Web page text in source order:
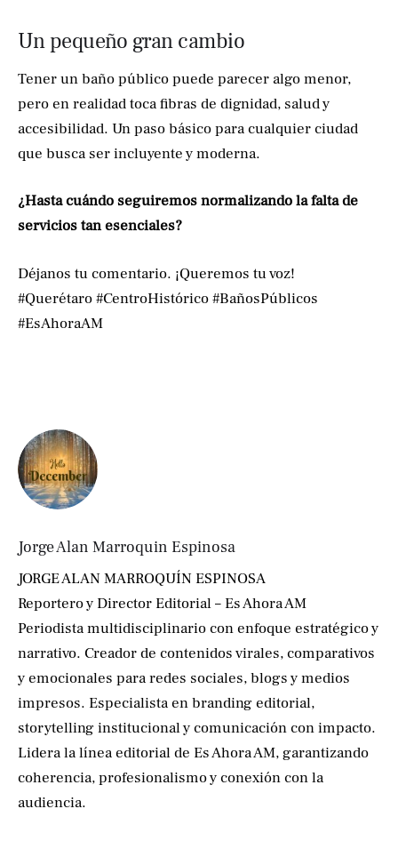
Un pequeño gran cambio
Tener un baño público puede parecer algo menor,
pero en realidad toca fibras de dignidad, salud y
accesibilidad. Un paso básico para cualquier ciudad
que busca ser incluyente y moderna.
¿Hasta cuándo seguiremos normalizando la falta de
servicios tan esenciales?
Déjanos tu comentario. ¡Queremos tu voz!
#Querétaro #CentroHistórico #BañosPúblicos
#EsAhoraAM
Jorge Alan Marroquin Espinosa
JORGE ALAN MARROQUÍN ESPINOSA
Reportero y Director Editorial – Es Ahora AM
Periodista multidisciplinario con enfoque estratégico y
narrativo. Creador de contenidos virales, comparativos
y emocionales para redes sociales, blogs y medios
impresos. Especialista en branding editorial,
storytelling institucional y comunicación con impacto.
Lidera la línea editorial de Es Ahora AM, garantizando
coherencia, profesionalismo y conexión con la
audiencia.